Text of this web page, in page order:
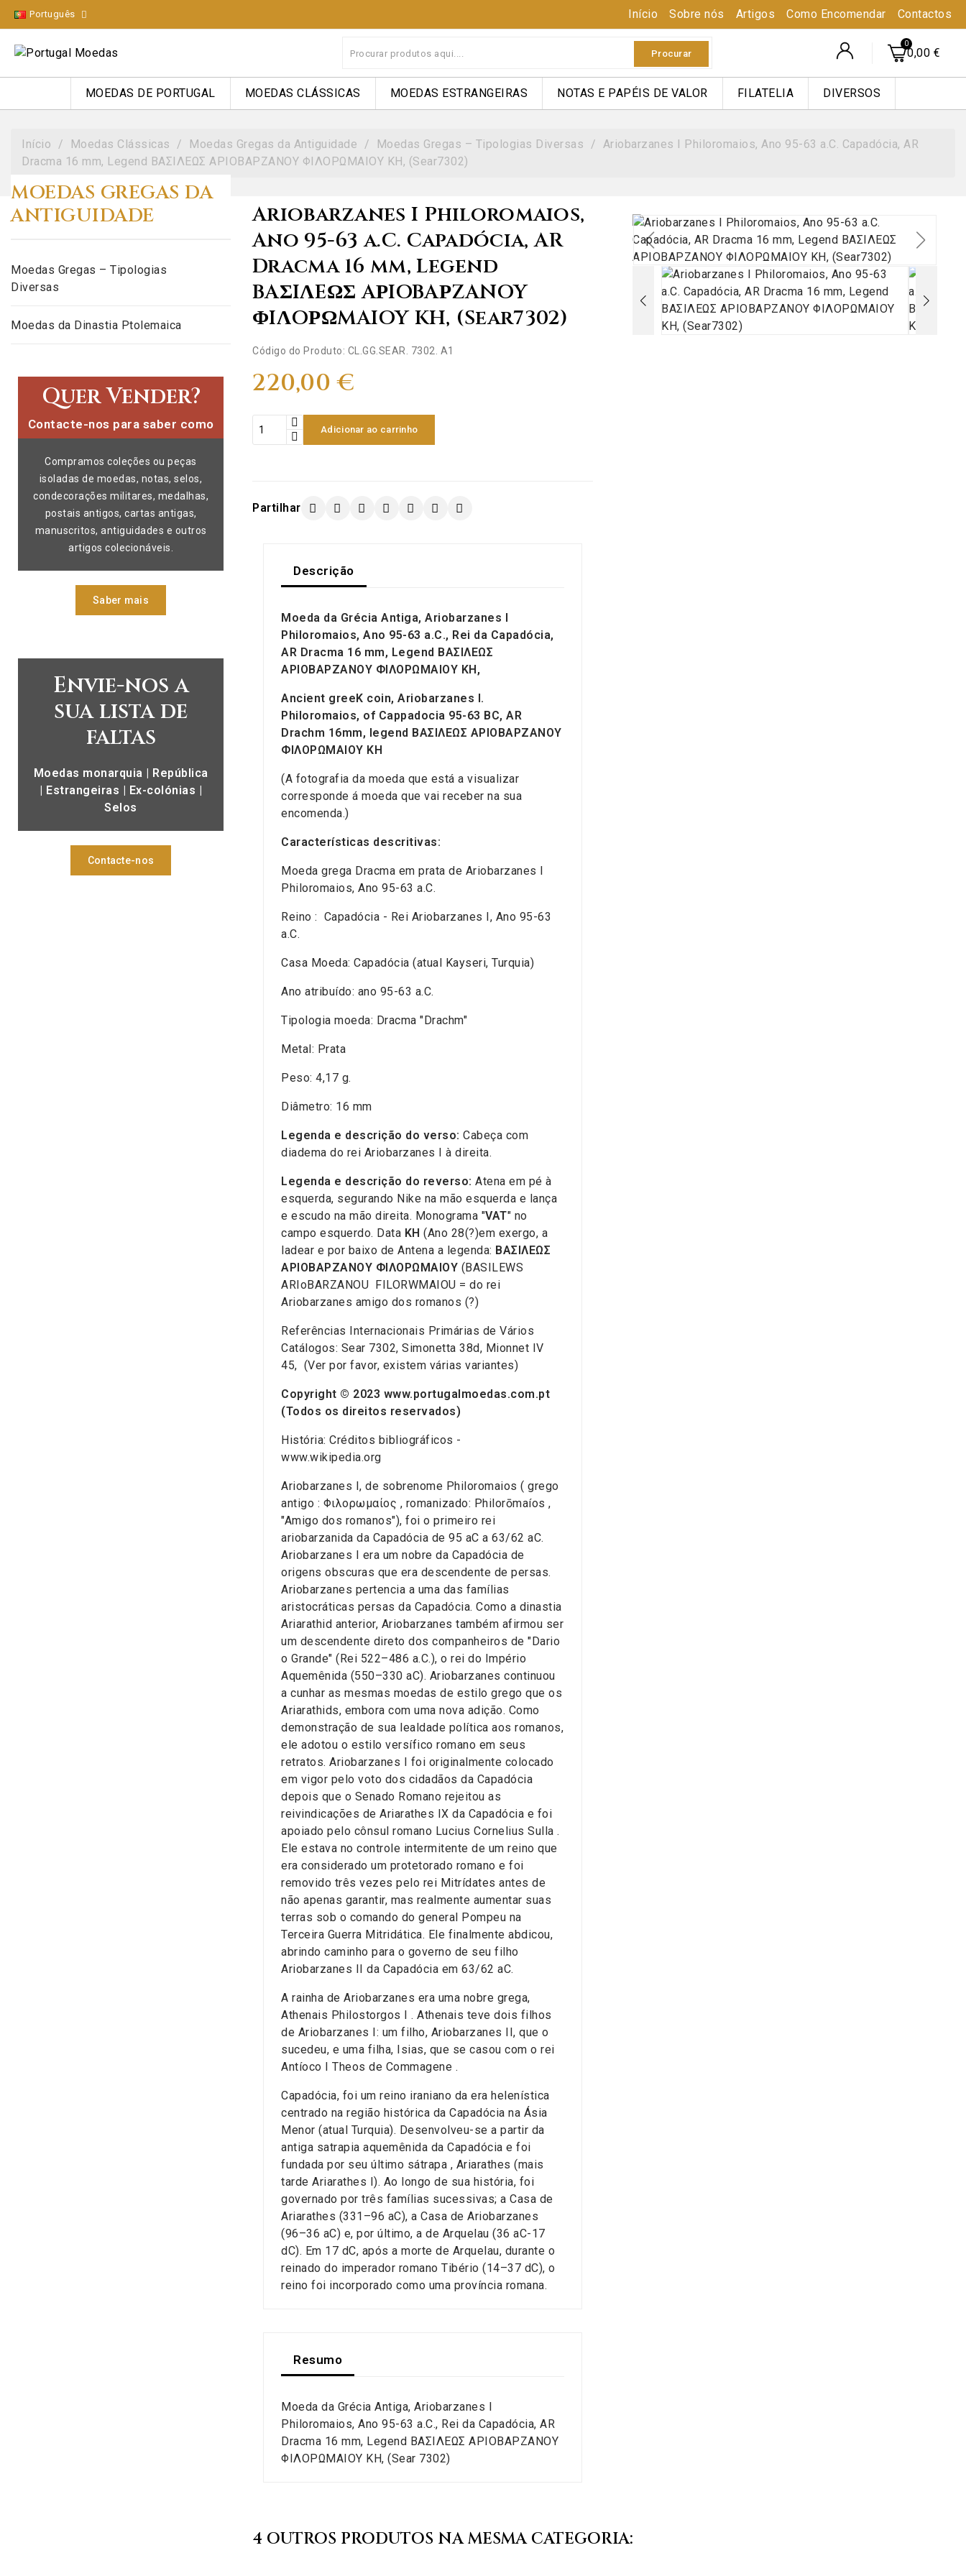
Português Início Sobre nós Artigos Como Encomendar Contactos
Procurar 0,00 €
MOEDAS DE PORTUGAL MOEDAS CLÁSSICAS MOEDAS ESTRANGEIRAS NOTAS E PAPÉIS DE VALOR FILATELIA DIVERSOS
Início Moedas Clássicas Moedas Gregas da Antiguidade Moedas Gregas – Tipologias Diversas
Ariobarzanes I Philoromaios, Ano 95-63 a.C. Capadócia, AR
Dracma 16 mm, Legend BAΣIΛEΩΣ AΡIOBAΡZANOY ΦIΛOΡΩMAIOY KH, (Sear7302)
MOEDAS GREGAS DA
ANTIGUIDADE
Moedas Gregas – Tipologias
Diversas
Moedas da Dinastia Ptolemaica
Quer Vender?
Contacte-nos para saber como
Compramos coleções ou peças
isoladas de moedas, notas, selos,
condecorações militares, medalhas,
postais antigos, cartas antigas,
manuscritos, antiguidades e outros
artigos colecionáveis.
Saber mais
Envie-nos a
sua lista de
faltas
Moedas monarquia | República
| Estrangeiras | Ex-colónias |
Selos
Contacte-nos
Ariobarzanes I Philoromaios,
Ano 95-63 a.C. Capadócia, AR
Dracma 16 mm, Legend
BAΣIΛEΩΣ AΡIOBAΡZANOY
ΦIΛOΡΩMAIOY KH, (Sear7302)
Código do Produto: CL.GG.SEAR. 7302. A1
220,00 €
Adicionar ao carrinho
Partilhar
Descrição
Moeda da Grécia Antiga, Ariobarzanes I
Philoromaios, Ano 95-63 a.C., Rei da Capadócia,
AR Dracma 16 mm, Legend BAΣIΛEΩΣ
AΡIOBAΡZANOY ΦIΛOΡΩMAIOY KH,
Ancient greeK coin, Ariobarzanes I.
Philoromaios, of Cappadocia 95-63 BC, AR
Drachm 16mm, legend BAΣIΛEΩΣ AΡIOBAΡZANOY
ΦIΛOΡΩMAIOY KH
(A fotografia da moeda que está a visualizar
corresponde á moeda que vai receber na sua
encomenda.)
Características descritivas:
Moeda grega Dracma em prata de Ariobarzanes I
Philoromaios, Ano 95-63 a.C.
Reino : Capadócia - Rei Ariobarzanes I, Ano 95-63
a.C.
Casa Moeda: Capadócia (atual Kayseri, Turquia)
Ano atribuído: ano 95-63 a.C.
Tipologia moeda: Dracma "Drachm"
Metal: Prata
Peso: 4,17 g.
Diâmetro: 16 mm
Legenda e descrição do verso: Cabeça com
diadema do rei Ariobarzanes I à direita.
Legenda e descrição do reverso: Atena em pé à
esquerda, segurando Nike na mão esquerda e lança
e escudo na mão direita. Monograma "VAT" no
campo esquerdo. Data KH (Ano 28(?)em exergo, a
ladear e por baixo de Antena a legenda: BAΣIΛEΩΣ
AΡIOBAΡZANOY ΦIΛOΡΩMAIOY (BASILEWS
ARIoBARZANOU FILORWMAIOU = do rei
Ariobarzanes amigo dos romanos (?)
Referências Internacionais Primárias de Vários
Catálogos: Sear 7302, Simonetta 38d, Mionnet IV
45, (Ver por favor, existem várias variantes)
Copyright © 2023 www.portugalmoedas.com.pt
(Todos os direitos reservados)
História: Créditos bibliográficos -
www.wikipedia.org
Ariobarzanes I, de sobrenome Philoromaios ( grego
antigo : Φιλορωμαίος , romanizado: Philorōmaíos ,
"Amigo dos romanos"), foi o primeiro rei
ariobarzanida da Capadócia de 95 aC a 63/62 aC.
Ariobarzanes I era um nobre da Capadócia de
origens obscuras que era descendente de persas.
Ariobarzanes pertencia a uma das famílias
aristocráticas persas da Capadócia. Como a dinastia
Ariarathid anterior, Ariobarzanes também afirmou ser
um descendente direto dos companheiros de "Dario
o Grande" (Rei 522–486 a.C.), o rei do Império
Aquemênida (550–330 aC). Ariobarzanes continuou
a cunhar as mesmas moedas de estilo grego que os
Ariarathids, embora com uma nova adição. Como
demonstração de sua lealdade política aos romanos,
ele adotou o estilo versífico romano em seus
retratos. Ariobarzanes I foi originalmente colocado
em vigor pelo voto dos cidadãos da Capadócia
depois que o Senado Romano rejeitou as
reivindicações de Ariarathes IX da Capadócia e foi
apoiado pelo cônsul romano Lucius Cornelius Sulla .
Ele estava no controle intermitente de um reino que
era considerado um protetorado romano e foi
removido três vezes pelo rei Mitrídates antes de
não apenas garantir, mas realmente aumentar suas
terras sob o comando do general Pompeu na
Terceira Guerra Mitridática. Ele finalmente abdicou,
abrindo caminho para o governo de seu filho
Ariobarzanes II da Capadócia em 63/62 aC.
A rainha de Ariobarzanes era uma nobre grega,
Athenais Philostorgos I . Athenais teve dois filhos
de Ariobarzanes I: um filho, Ariobarzanes II, que o
sucedeu, e uma filha, Isias, que se casou com o rei
Antíoco I Theos de Commagene .
Capadócia, foi um reino iraniano da era helenística
centrado na região histórica da Capadócia na Ásia
Menor (atual Turquia). Desenvolveu-se a partir da
antiga satrapia aquemênida da Capadócia e foi
fundada por seu último sátrapa , Ariarathes (mais
tarde Ariarathes I). Ao longo de sua história, foi
governado por três famílias sucessivas; a Casa de
Ariarathes (331–96 aC), a Casa de Ariobarzanes
(96–36 aC) e, por último, a de Arquelau (36 aC-17
dC). Em 17 dC, após a morte de Arquelau, durante o
reinado do imperador romano Tibério (14–37 dC), o
reino foi incorporado como uma província romana.
Resumo
Moeda da Grécia Antiga, Ariobarzanes I
Philoromaios, Ano 95-63 a.C., Rei da Capadócia, AR
Dracma 16 mm, Legend BAΣIΛEΩΣ AΡIOBAΡZANOY
ΦIΛOΡΩMAIOY KH, (Sear 7302)
4 OUTROS PRODUTOS NA MESMA CATEGORIA: